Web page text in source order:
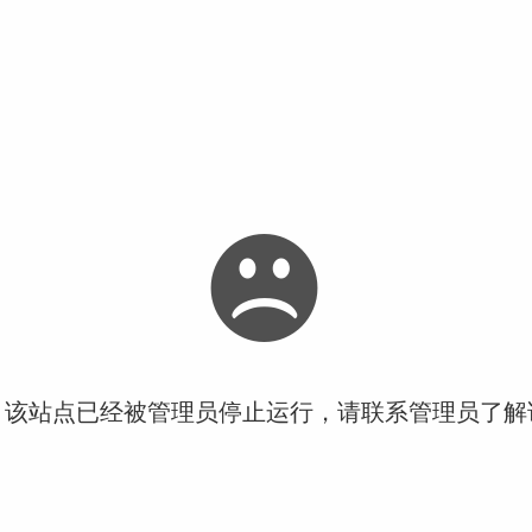
站点已经被管理员停止运行，请联系管理员了